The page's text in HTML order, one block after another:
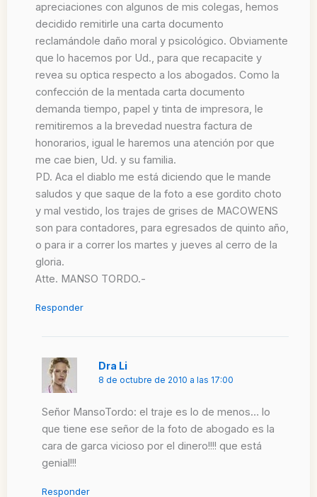
apreciaciones con algunos de mis colegas, hemos
decidido remitirle una carta documento
reclamándole daño moral y psicológico. Obviamente
que lo hacemos por Ud., para que recapacite y
revea su optica respecto a los abogados. Como la
confección de la mentada carta documento
demanda tiempo, papel y tinta de impresora, le
remitiremos a la brevedad nuestra factura de
honorarios, igual le haremos una atención por que
me cae bien, Ud. y su familia.
PD. Aca el diablo me está diciendo que le mande
saludos y que saque de la foto a ese gordito choto
y mal vestido, los trajes de grises de MACOWENS
son para contadores, para egresados de quinto año,
o para ir a correr los martes y jueves al cerro de la
gloria.
Atte. MANSO TORDO.-
Responder
Dra Li
8 de octubre de 2010 a las 17:00
Señor MansoTordo: el traje es lo de menos… lo
que tiene ese señor de la foto de abogado es la
cara de garca vicioso por el dinero!!!! que está
genial!!!
Responder